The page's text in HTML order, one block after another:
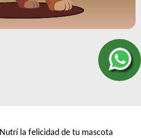
Nutrí la felicidad de tu mascota